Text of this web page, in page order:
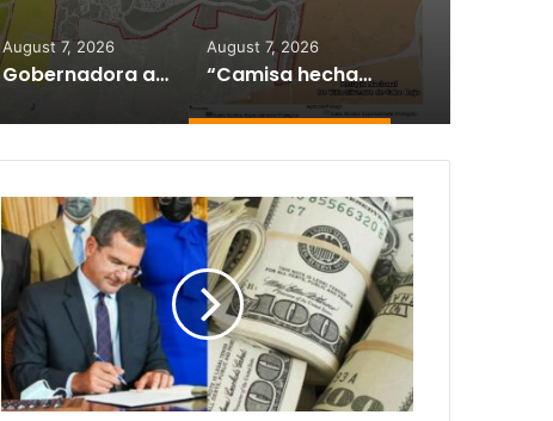
August 7, 2026
Gobernadora activa la Guardia Nacional ante incendio forestal en Cayey
August 7, 2026
“Camisa hecha a la medida”: Planificador cuestiona aprobación de consulta de ubicación de Esencia
Gobernador
convierte
en
ley
aumento
al
salario
mínimo
a